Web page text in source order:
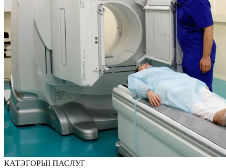
КАТЭГОРЫІ ПАСЛУГ